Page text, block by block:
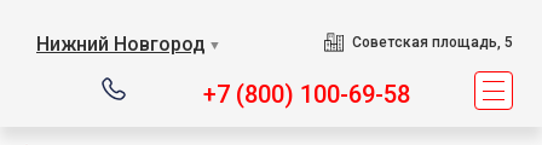
Нижний Новгород ▼ Советская площадь, 5
+7 (800) 100-69-58